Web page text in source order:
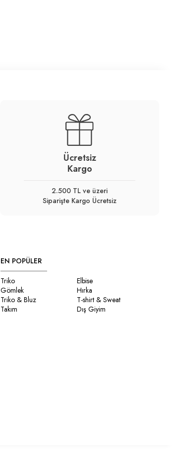
Ücretsiz
Kargo
2.500 TL ve üzeri
Siparişte Kargo Ücretsiz
EN POPÜLER
Triko
Elbise
Gömlek
Hırka
Triko & Bluz
T-shirt & Sweat
Takım
Dış Giyim